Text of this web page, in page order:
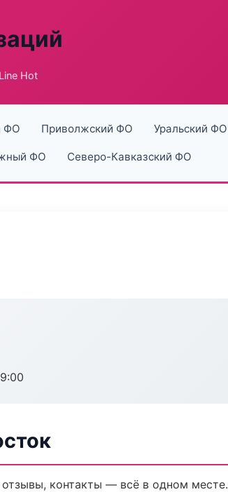
Hot
ФО Приволжский ФО Уральский ФО
ФО Северо-Кавказский ФО
контакты — всё в одном месте.